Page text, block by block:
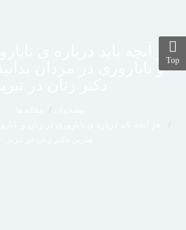
هر آنچه باید درباره ی
و ناباروری در مردان Top